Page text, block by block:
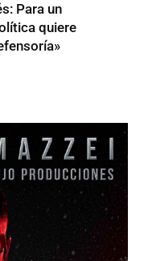
Para un
quiere